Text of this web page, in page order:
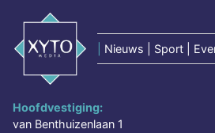
Nieuws | Sport |
Hoofdvestiging:
van Benthuizenlaan 1